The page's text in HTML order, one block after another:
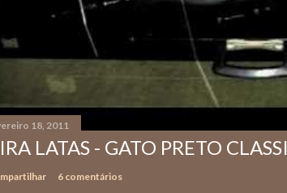
18, 2011
LATAS - GATO PRETO
6 comentários